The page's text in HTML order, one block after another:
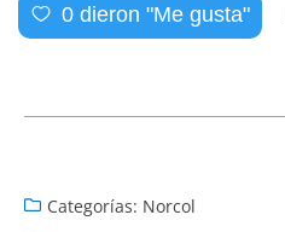
0 dieron "Me gusta"
Categorías: Norcol